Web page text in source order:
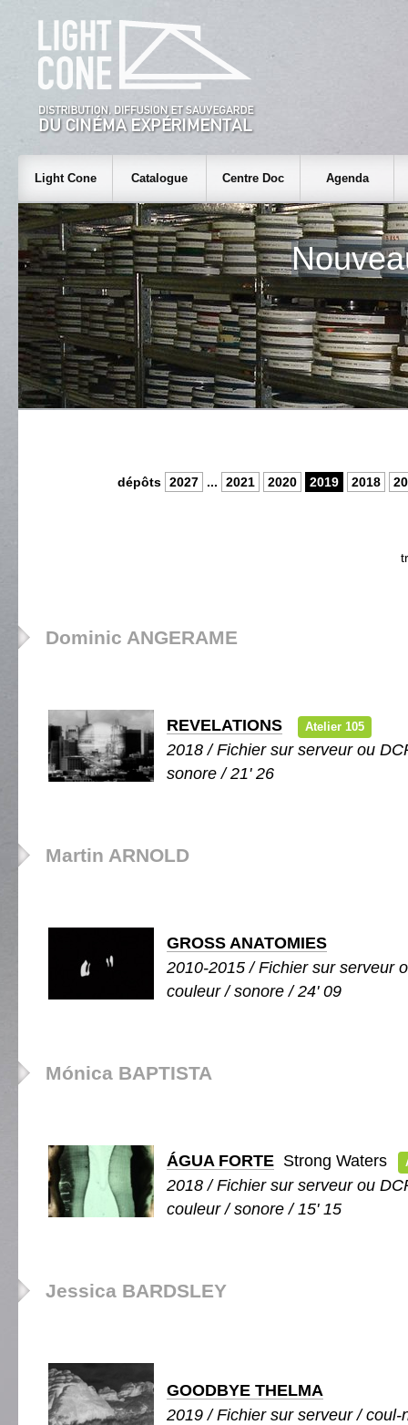
Light Cone Catalogue Centre Doc Agenda
dépôts 2027 ... 2021 2020 2019 2018
Dominic ANGERAME
REVELATIONS Atelier 105
2018 / Fichier sur serveur ou
sonore / 21' 26
Martin ARNOLD
GROSS ANATOMIES
2010-2015 / Fichier sur serveur
couleur / sonore / 24' 09
Mónica BAPTISTA
ÁGUA FORTE Strong Waters
2018 / Fichier sur serveur ou
couleur / sonore / 15' 15
Jessica BARDSLEY
GOODBYE THELMA
2019 / Fichier sur serveur / coul-